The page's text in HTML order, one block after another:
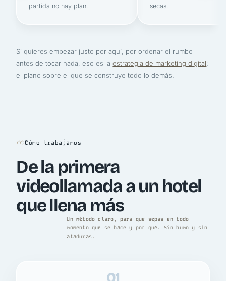
partida no hay plan.
secas.
Si quieres empezar justo por aquí, por ordenar el rumbo
antes de tocar nada, eso es laestrategia de marketing digital:
el plano sobre el que se construye todo lo demás.
Cómo trabajamos
De la primera
videollamada a un hotel
que llena más
Un método claro, para que sepas en todo
momento qué se hace y por qué. Sin humo y sin
ataduras.